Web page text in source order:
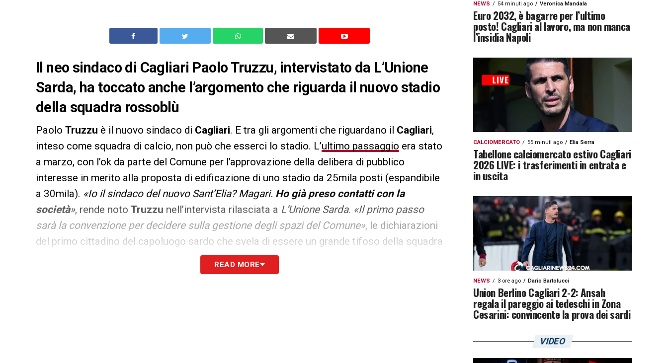
Il neo sindaco di Cagliari Paolo Truzzu, intervistato da L’Unione
Sarda, ha toccato anche l’argomento che riguarda il nuovo stadio
della squadra rossoblù
Paolo Truzzu è il nuovo sindaco di Cagliari. E tra gli argomenti che riguardano il Cagliari,
inteso come squadra di calcio, non può che esserci lo stadio. L’ultimo passaggio era stato
a marzo, con l’ok da parte del Comune per l’approvazione della delibera di pubblico
interesse in merito alla proposta di edificazione di uno stadio da 25mila posti (espandibile
a 30mila). «Io il sindaco del nuovo Sant’Elia? Magari. Ho già preso contatti con la
società», rende noto Truzzu nell’intervista rilasciata a L’Unione Sarda. «Il primo passo
sarà la convenzione per decidere sulla gestione degli spazi del Comune», le dichiarazioni
del primo cittadino del capoluogo sardo che svela di essere un grande tifoso della squadra
«Sono abbonato dal 1985, vado allo stadio da sempre»
READ MORE
NEWS 54 minuti ago Veronica Mandala
Euro 2032, è bagarre per l’ultimo
posto! Cagliari al lavoro, ma non manca
l’insidia Napoli
CALCIOMERCATO 55 minuti ago Elia Serra
Tabellone calciomercato estivo Cagliari
2026 LIVE: i trasferimenti in entrata e
in uscita
NEWS 3 ore ago Dario Bartolucci
Union Berlino Cagliari 2-2: Ansah
regala il pareggio ai tedeschi in Zona
Cesarini: convincente la prova dei sardi
VIDEO